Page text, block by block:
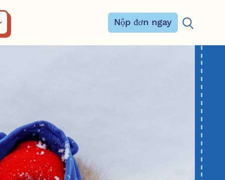
Nộp đơn ngay
Tìm kiếm: